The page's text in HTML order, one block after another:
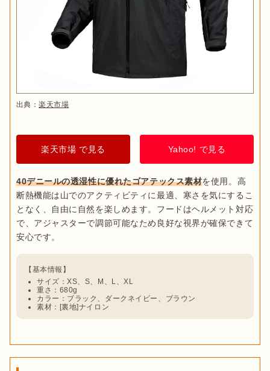
出典：楽天市場
楽天市場 で見る Yahoo! で見る
40デニールの透湿性に優れたゴアテックス素材を使用。高
断熱機能は山でのアクティビティに最適、寒さを気にするこ
となく、自由に自然を楽しめます。フードはヘルメット対応
で、アジャスターで調節可能なため良好な視界が確保できて
サイズ：XS、S、M、L、XL
重さ：680g
カラー：ブラック、ダークネイビー、ブラウン
素材：[裏地]ナイロン